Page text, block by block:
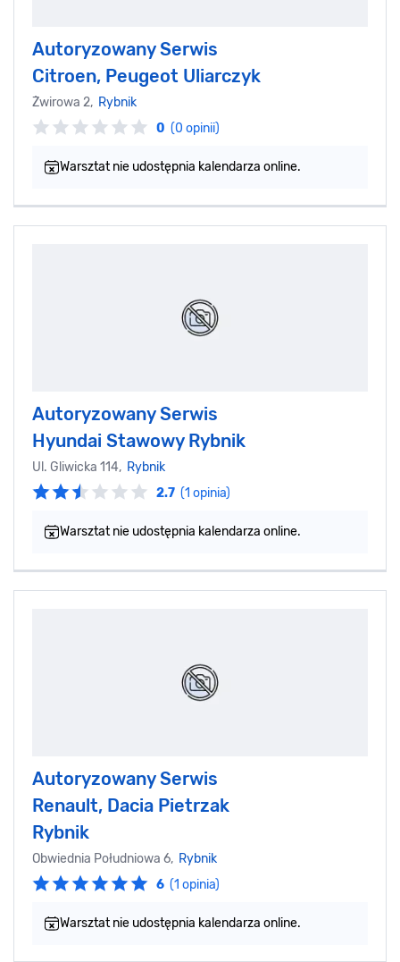
Autoryzowany Serwis
Citroen, Peugeot Uliarczyk
Żwirowa 2, Rybnik
0 (0 opinii)
Warsztat nie udostępnia kalendarza online.
Autoryzowany Serwis
Hyundai Stawowy Rybnik
Ul. Gliwicka 114, Rybnik
2.7 (1 opinia)
Warsztat nie udostępnia kalendarza online.
Autoryzowany Serwis
Renault, Dacia Pietrzak
Rybnik
Obwiednia Południowa 6, Rybnik
6 (1 opinia)
Warsztat nie udostępnia kalendarza online.